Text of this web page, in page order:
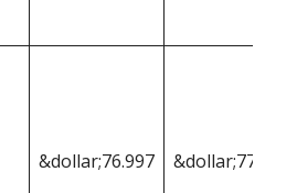
&dollar;76.997 &dollar;77.232